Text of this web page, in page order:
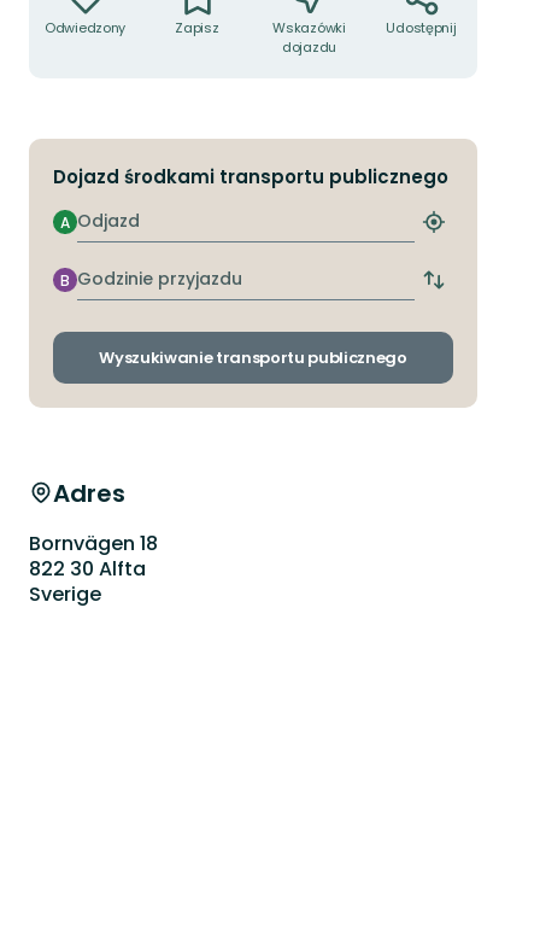
Odwiedzony Zapisz
Wskazówki
dojazdu
Udostępnij
Dojazd środkami transportu publicznego
Odjazd
A
Znajdź
przystanek
Godzinie
przyjazdu
B
Zmiana
odjazdu
przyjazdu
Wyszukiwanie transportu publicznego
Adres
Bornvägen 18
822 30 Alfta
Sverige